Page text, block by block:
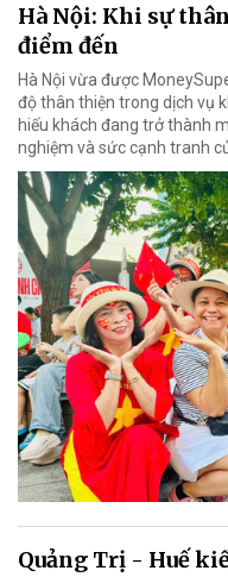
Hà Nội: Khi sự
điểm đến
Hà Nội vừa được
độ thân thiện trong dịch vụ
hiếu khách đang trở thành
nghiệm và sức cạnh tranh
Quảng Trị - Huế